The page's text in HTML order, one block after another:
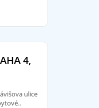
4,
ulice